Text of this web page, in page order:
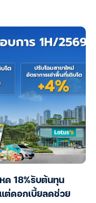
ด 18%รับต้นทุน
ต่ดอกเบี้ยลดช่วย